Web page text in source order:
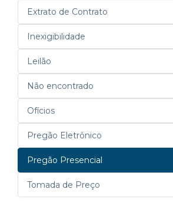
Extrato de Contrato
Inexigibilidade
Leilão
Não encontrado
Ofícios
Pregão Eletrônico
Pregão Presencial
Tomada de Preço